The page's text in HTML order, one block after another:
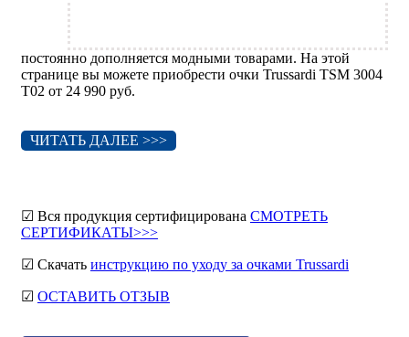
постоянно дополняется модными товарами. На этой
странице вы можете приобрести очки Trussardi TSM 3004
T02 от 24 990 руб.
ЧИТАТЬ ДАЛЕЕ >>>
☑ Вся продукция сертифицирована СМОТРЕТЬ
СЕРТИФИКАТЫ>>>
☑ Скачать инструкцию по уходу за очками Trussardi
☑ ОСТАВИТЬ ОТЗЫВ